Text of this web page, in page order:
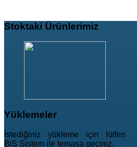
Stoktaki Ürünlerimiz
Yüklemeler
İstediğiniz yükleme için lütfen
BiS Sistem ile temasa geçiniz.